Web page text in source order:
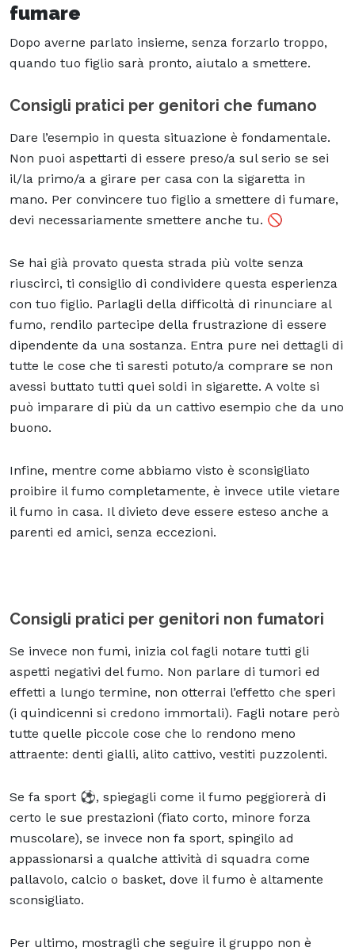
fumare
Dopo averne parlato insieme, senza forzarlo troppo,
quando tuo figlio sarà pronto, aiutalo a smettere.
Consigli pratici per genitori che fumano
Dare l’esempio in questa situazione è fondamentale.
Non puoi aspettarti di essere preso/a sul serio se sei
il/la primo/a a girare per casa con la sigaretta in
mano. Per convincere tuo figlio a smettere di fumare,
devi necessariamente smettere anche tu. 🚫
Se hai già provato questa strada più volte senza
riuscirci, ti consiglio di condividere questa esperienza
con tuo figlio. Parlagli della difficoltà di rinunciare al
fumo, rendilo partecipe della frustrazione di essere
dipendente da una sostanza. Entra pure nei dettagli di
tutte le cose che ti saresti potuto/a comprare se non
avessi buttato tutti quei soldi in sigarette. A volte si
può imparare di più da un cattivo esempio che da uno
buono.
Infine, mentre come abbiamo visto è sconsigliato
proibire il fumo completamente, è invece utile vietare
il fumo in casa. Il divieto deve essere esteso anche a
parenti ed amici, senza eccezioni.
Consigli pratici per genitori non fumatori
Se invece non fumi, inizia col fagli notare tutti gli
aspetti negativi del fumo. Non parlare di tumori ed
effetti a lungo termine, non otterrai l’effetto che speri
(i quindicenni si credono immortali). Fagli notare però
tutte quelle piccole cose che lo rendono meno
attraente: denti gialli, alito cattivo, vestiti puzzolenti.
Se fa sport ⚽️, spiegagli come il fumo peggiorerà di
certo le sue prestazioni (fiato corto, minore forza
muscolare), se invece non fa sport, spingilo ad
appassionarsi a qualche attività di squadra come
pallavolo, calcio o basket, dove il fumo è altamente
sconsigliato.
Per ultimo, mostragli che seguire il gruppo non è